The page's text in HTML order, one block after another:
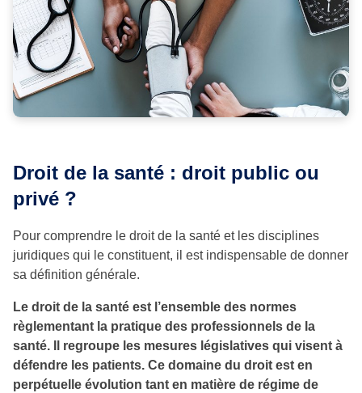
Droit de la santé : droit public ou
privé ?
Pour comprendre le droit de la santé et les disciplines
juridiques qui le constituent, il est indispensable de donner
sa définition générale.
Le droit de la santé est l’ensemble des normes
règlementant la pratique des professionnels de la
santé. Il regroupe les mesures législatives qui visent à
défendre les patients. Ce domaine du droit est en
perpétuelle évolution tant en matière de régime de